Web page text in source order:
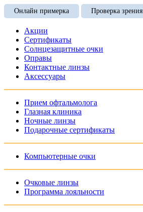
Онлайн примерка Проверка зрения
Акции
Сертификаты
Солнцезащитные очки
Оправы
Контактные линзы
Аксессуары
Прием офтальмолога
Глазная клиника
Ночные линзы
Подарочные сертификаты
Компьютерные очки
Очковые линзы
Программа лояльности